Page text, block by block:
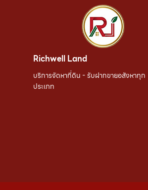
Richwell Land
บริการจัดหาที่ดิน - รับฝากขายอสังหาทุก
ประเภท